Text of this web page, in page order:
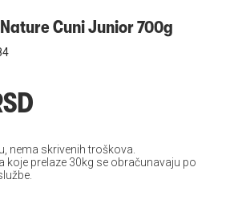
Cuni Junior 700g
nema skrivenih troškova.
koje prelaze 30kg se obračunavaju po